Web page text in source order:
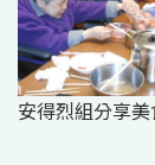
安得烈組分享